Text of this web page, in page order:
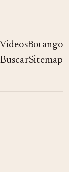
VideosBotango
BuscarSitemap